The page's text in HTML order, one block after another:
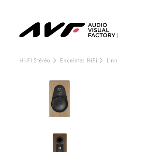
HI-FI Stéréo Enceintes HiFi Linn